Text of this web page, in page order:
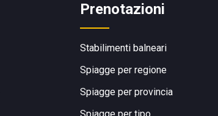
Prenotazioni
Stabilimenti balneari
Spiagge per regione
Spiagge per provincia